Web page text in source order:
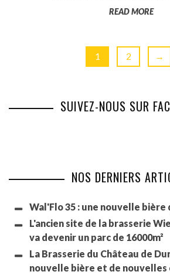
READ MORE
1 2 →
SUIVEZ-NOUS SUR
NOS DERNIERS
Wal'Flo 35 : une nouvelle bière
L'ancien site de la brasserie
va devenir un parc de 16000m²
La Brasserie du Château de
nouvelle bière et de